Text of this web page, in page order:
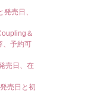
売日、
＆
、予約可
売日、在
売日と初